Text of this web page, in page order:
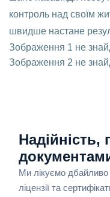
контроль над своїм
швидше настане
Зображення 1 не
Зображення 2 не
Надійність,
Ми лікуємо дбайливо
ліцензії та